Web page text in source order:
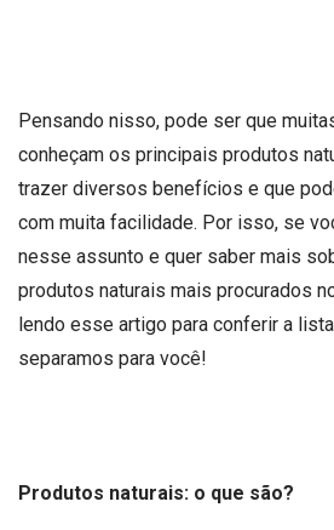
Pensando nisso, pode ser que
conheçam os principais produtos
trazer diversos benefícios e que
com muita facilidade. Por isso, se
nesse assunto e quer saber mais
produtos naturais mais procurados
lendo esse artigo para conferir a
separamos para você!
Produtos naturais: o que são?